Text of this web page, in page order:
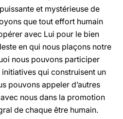
et mystérieuse de
que tout effort humain
avec Lui pour le bien
en qui nous plaçons notre
nous pouvons participer
qui construisent un
pouvons appeler d’autres
nous dans la promotion
de chaque être humain.